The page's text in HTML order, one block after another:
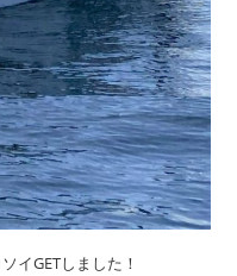
イGETしました！